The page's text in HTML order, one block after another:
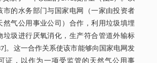
市的水务部门与国家电网（一家由投资者
然气公用事业公司）合作，利用垃圾填埋
垃圾进行厌氧消化，生产符合管道外输标
。这一合作关系使该市能够向国家电网发
证，以作为一项受监管的天然气公用事